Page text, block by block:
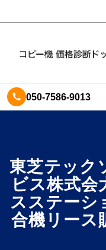
050-7586-9013
東芝テック
ビス株式
スステーシ
合機リース